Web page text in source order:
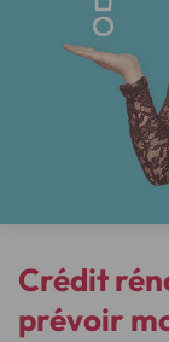
Crédit
prévoir